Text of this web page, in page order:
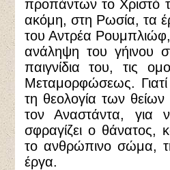
προπάντων το Χριστό
ακόμη, στη Ρωσία, τα
του Αντρέα
ανάληψη του γήινου
παιγνίδια του, τις
Μεταμορφώσεως. Γιατί
τη θεολογία των
τον Αναστάντα, για
σφραγίζει ο θάνατος,
το ανθρώπινο σώμα,
έργα.